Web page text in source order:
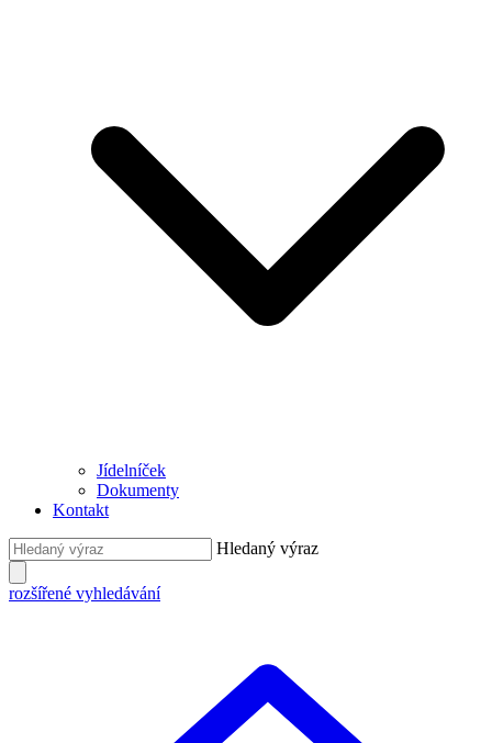
Jídelníček
Dokumenty
Kontakt
Hledaný výraz
rozšířené vyhledávání